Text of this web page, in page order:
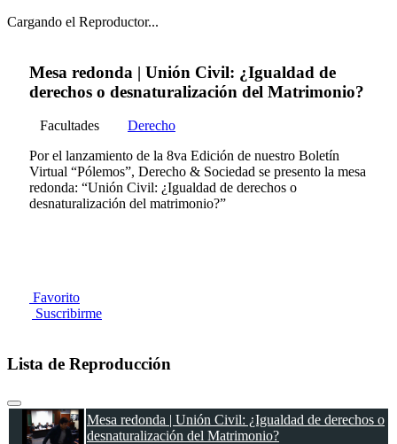
Cargando el Reproductor...
Mesa redonda | Unión Civil: ¿Igualdad de
derechos o desnaturalización del Matrimonio?
Facultades
Derecho
Por el lanzamiento de la 8va Edición de nuestro Boletín
Virtual “Pólemos”, Derecho & Sociedad se presento la mesa
redonda: “Unión Civil: ¿Igualdad de derechos o
desnaturalización del matrimonio?”
Favorito
Suscribirme
Lista de Reproducción
Mesa redonda | Unión Civil: ¿Igualdad de derechos o
desnaturalización del Matrimonio?